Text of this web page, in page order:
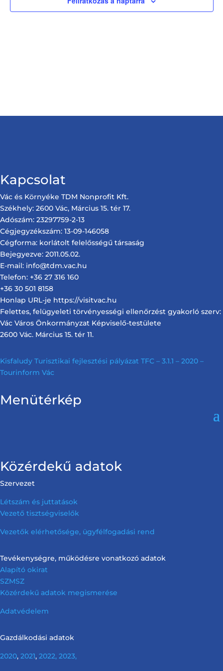
Kapcsolat
Vác és Környéke TDM Nonprofit Kft.
Székhely: 2600 Vác, Március 15. tér 17.
Adószám: 23297759-2-13
Cégjegyzékszám: 13-09-146058
Cégforma: korlátolt felelősségű társaság
Bejegyezve: 2011.05.02.
E-mail: info@tdm.vac.hu
Telefon: +36 27 316 160
+36 30 501 8158
Honlap URL-je https://visitvac.hu
Felettes, felügyeleti törvényességi ellenőrzést gyakorló szerv:
Vác Város Önkormányzat Képviselő-testülete
2600 Vác. Március 15. tér 11.
Kisfaludy Turisztikai fejlesztési pályázat TFC – 3.1.1 – 2020 –
Tourinform Vác
Menütérkép
Közérdekű adatok
Szervezet
Létszám és juttatások
Vezető tisztségviselők
Vezetők elérhetősége, ügyfélfogadási rend
Tevékenységre, működésre vonatkozó adatok
Alapító okirat
SZMSZ
Közérdekű adatok megismerése
Adatvédelem
Gazdálkodási adatok
2020, 2021, 2022, 2023,